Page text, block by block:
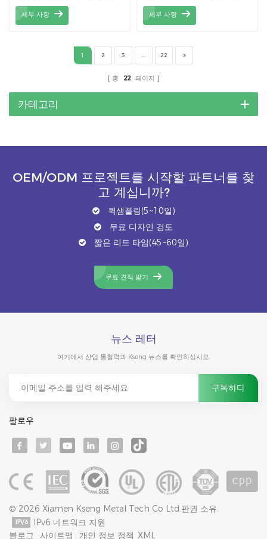
핵심 구성 요소로, 태양광 패
널을 안정적으로 지지하도록
로 제작되어 내구성과 안정성
을 보장합니다. 주요 특징 중
따라 높이를 조절할 수 있다
는 것입니다.
세부 사항
내구성과 신뢰성을 높여주는
고성능 장착 솔루션입니다.
외선 노출에 강한 고품질 소
재로 제작되었습니다. 이 레
유지 보수가 최소화되어 다양
한 기상 조건에서도 안정적인
세부 사항
1 2 3 22
총 22 페이지
카테고리
OEM/ODM 프로젝트를 시작할 파트너를 찾
고 계십니까?
퀵샘플링(5~10일)
무료 디자인 검토
짧은 리드 타임(45~60일)
무료 견적 받기
뉴스 레터
여기에서 산업 통찰력과 Kseng 뉴스를 확인하십시오.
팔로우
© 2026 Xiamen Kseng Metal Tech Co Ltd.판권 소유.
IPv6 네트워크 지원
블로그
사이트맵 개인 정보 정책 XML